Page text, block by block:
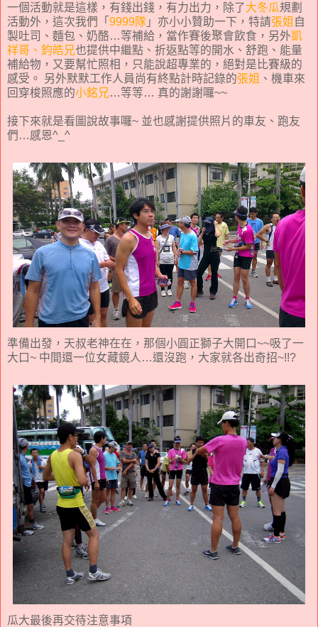
一個活動就是這樣，有錢出錢，有力出力，除了大冬瓜規劃
活動外，這次我們「 9999隊 」亦小小贊助一下，特請張姐 自
製吐司、麵包、奶酪…等補給，當作賽後聚會飲食，另外凱
祥哥、鈞皓兄也提供中繼點、折返點等的開水、舒跑、能量
補給物，又要幫忙照相，只能說超專業的，絕對是比賽級的
感受。 另外默默工作人員尚有終點計時記錄的張姐 、機車來
回穿梭照應的小銘兄…等等… 真的謝謝囉~~
接下來就是看圖說故事囉~ 並也感謝提供照片的車友、跑友
們…感恩^_^
準備出發，天叔老神在在，那個小圓正獅子大開口~~吸了一
大口~ 中間還一位女藏鏡人…還沒跑，大家就各出奇招~!!?
瓜大最後再交待注意事項